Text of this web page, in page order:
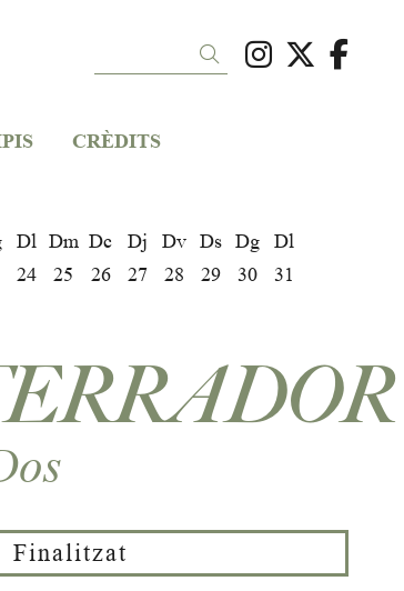
Link aLink
Cercar
CRÈDITS
Dl
24
Dm
25
Dc
26
Dj
27
Dv
28
Ds
29
Dg
30
Dl
31
Finalitzat